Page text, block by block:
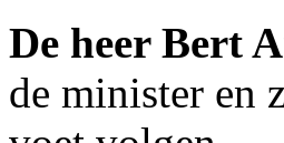
De heer Bert
de minister en